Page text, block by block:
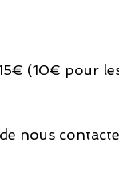
(10€ pour
nous